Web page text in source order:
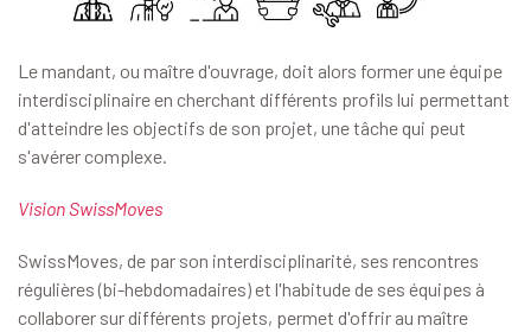
Le mandant, ou maître d'ouvrage, doit alors former une équipe
interdisciplinaire en cherchant différents profils lui permettant
d'atteindre les objectifs de son projet, une tâche qui peut
s'avérer complexe.
Vision SwissMoves
SwissMoves, de par son interdisciplinarité, ses rencontres
régulières (bi-hebdomadaires) et l'habitude de ses équipes à
collaborer sur différents projets, permet d'offrir au maître